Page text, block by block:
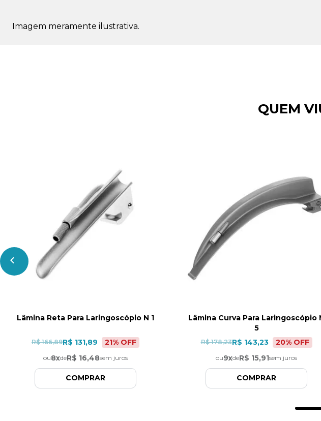
Imagem meramente ilustrativa.
QUEM
Lâmina Reta Para Laringoscópio N 1
R$ 166,89R$ 131,89 21% OFF
ou8xdeR$ 16,48sem juros
COMPRAR
Lâmina Curva Para Laringoscópio
5
R$ 178,23R$ 143,23 20% OFF
ou9xdeR$ 15,91sem juros
COMPRAR